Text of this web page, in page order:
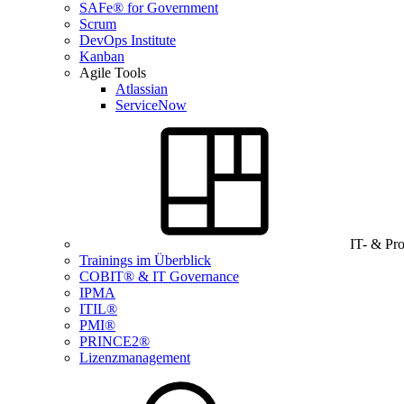
SAFe® for Government
Scrum
DevOps Institute
Kanban
Agile Tools
Atlassian
ServiceNow
IT- &
Trainings im Überblick
COBIT® & IT Governance
IPMA
ITIL®
PMI®
PRINCE2®
Lizenzmanagement